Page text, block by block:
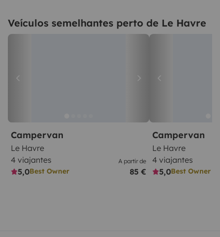
Veículos semelhantes perto de Le Havre
Campervan
Le Havre
4 viajantes
5,0Best Owner
A partir de
85 €
Campervan
Le Havre
4 viajantes
5,0Best Owner